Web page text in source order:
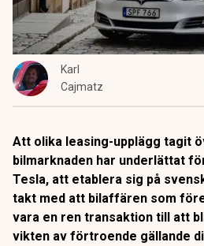
Karl
Cajmatz
Att olika leasing-upplägg tagit
bilmarknaden har underlättat
Tesla, att etablera sig på
takt med att bilaffären som
vara en ren transaktion till att
vikten av förtroende gällande